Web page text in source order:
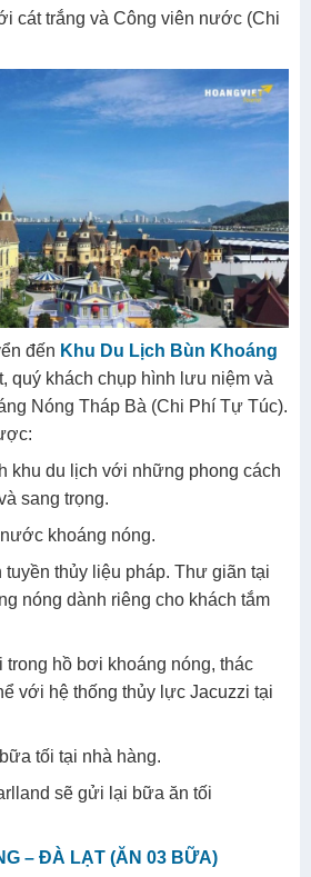
cát trắng và Công viên nước (Chi
đến Khu Du Lịch Bùn Khoáng
quý khách chụp hình lưu niệm và
Nóng Tháp Bà (Chi Phí Tự Túc).
khu du lịch với những phong cách
sang trọng.
khoáng nóng.
thủy liệu pháp. Thư giãn tại
nóng dành riêng cho khách tắm
hồ bơi khoáng nóng, thác
với hệ thống thủy lực Jacuzzi tại
tối tại nhà hàng.
sẽ gửi lại bữa ăn tối
– ĐÀ LẠT (ĂN 03 BỮA)